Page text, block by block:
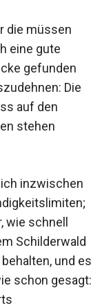
die müssen
eine gute
gefunden
Die
auf den
stehen
inzwischen
schnell
Schilderwald
und es
schon gesagt: